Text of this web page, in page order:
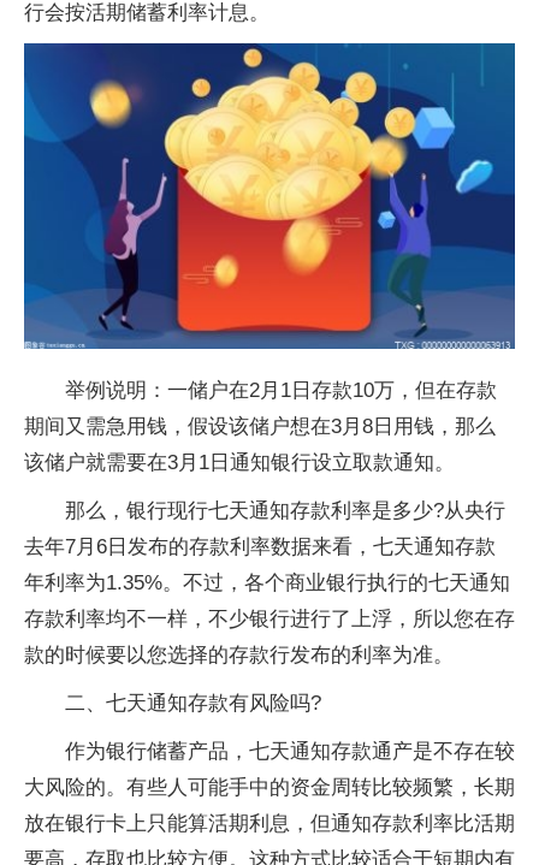
行会按活期储蓄利率计息。
举例说明：一储户在2月1日存款10万，但在存款
期间又需急用钱，假设该储户想在3月8日用钱，那么
该储户就需要在3月1日通知银行设立取款通知。
那么，银行现行七天通知存款利率是多少?从央行
去年7月6日发布的存款利率数据来看，七天通知存款
年利率为1.35%。不过，各个商业银行执行的七天通知
存款利率均不一样，不少银行进行了上浮，所以您在存
款的时候要以您选择的存款行发布的利率为准。
二、七天通知存款有风险吗?
作为银行储蓄产品，七天通知存款通产是不存在较
大风险的。有些人可能手中的资金周转比较频繁，长期
放在银行卡上只能算活期利息，但通知存款利率比活期
要高，存取也比较方便。这种方式比较适合于短期内有